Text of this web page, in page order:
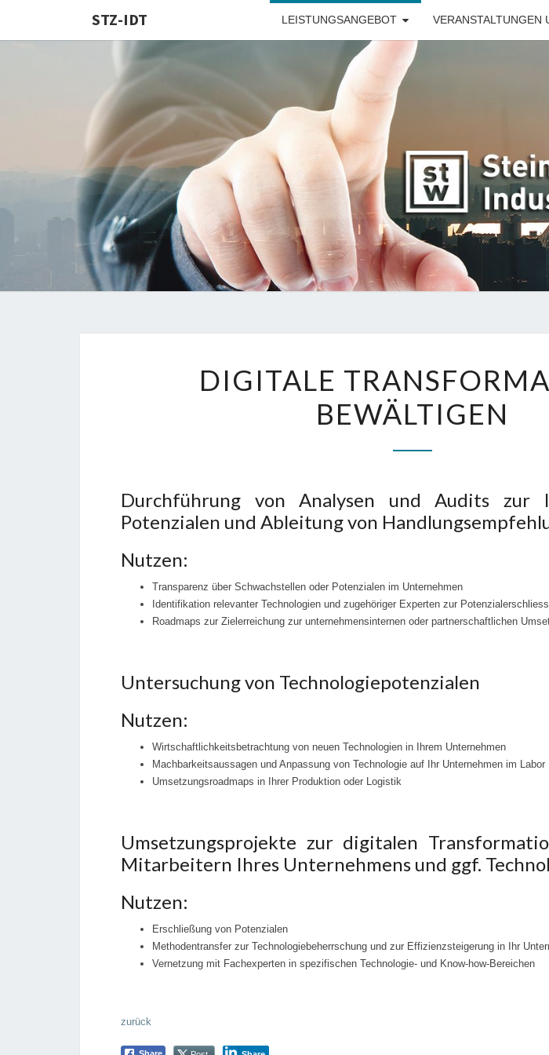
STZ-IDT LEISTUNGSANGEBOT VERANSTALTUNGEN
für
BEWÄLTIGEN
DIGITALE
BEWÄLTIGEN
Durchführung von Analysen und Audits zur
Potenzialen und Ableitung von
Nutzen:
Transparenz über Schwachstellen oder Potenzialen im Unternehmen
Identifikation relevanter Technologien und zugehöriger Experten zur
Roadmaps zur Zielerreichung zur unternehmensinternen oder partnerschaftlichen
Untersuchung von Technologiepotenzialen
Nutzen:
Wirtschaftlichkeitsbetrachtung von neuen Technologien in Ihrem Unternehmen
Machbarkeitsaussagen und Anpassung von Technologie auf Ihr Unternehmen im Labor
Umsetzungsroadmaps in Ihrer Produktion oder Logistik
Umsetzungsprojekte zur digitalen
Mitarbeitern Ihres Unternehmens und ggf.
Nutzen:
Erschließung von Potenzialen
Methodentransfer zur Technologiebeherrschung und zur Effizienzsteigerung in Ihr
Vernetzung mit Fachexperten in spezifischen Technologie- und Know-how-Bereichen
zurück